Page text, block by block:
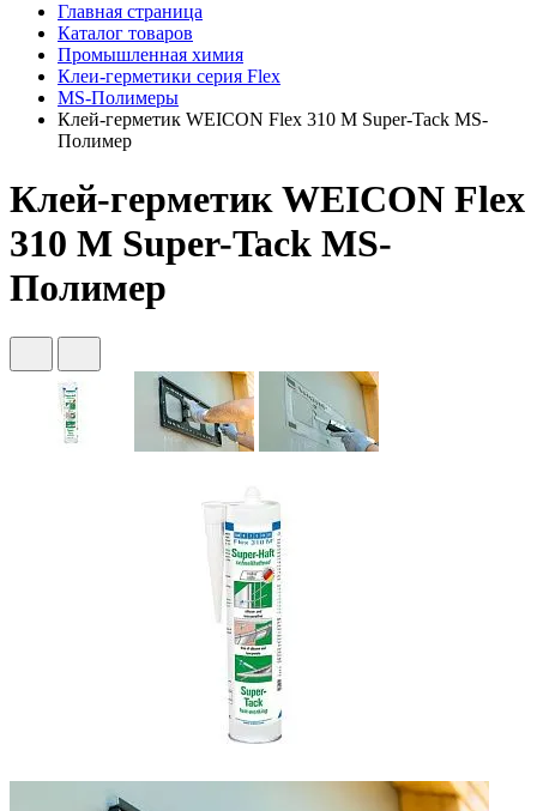
Главная страница
Каталог товаров
Промышленная химия
Клеи-герметики серия Flex
MS-Полимеры
Клей-герметик WEICON Flex 310 M Super-Tack MS-
Полимер
Клей-герметик WEICON Flex
310 M Super-Tack MS-
Полимер